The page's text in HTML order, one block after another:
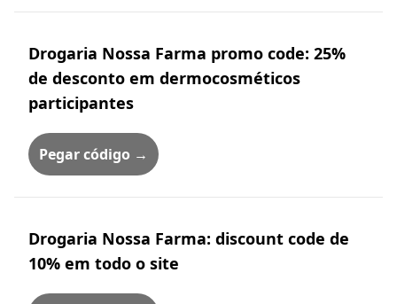
Drogaria Nossa Farma promo code: 25%
de desconto em dermocosméticos
participantes
Pegar código →
Drogaria Nossa Farma: discount code de
10% em todo o site